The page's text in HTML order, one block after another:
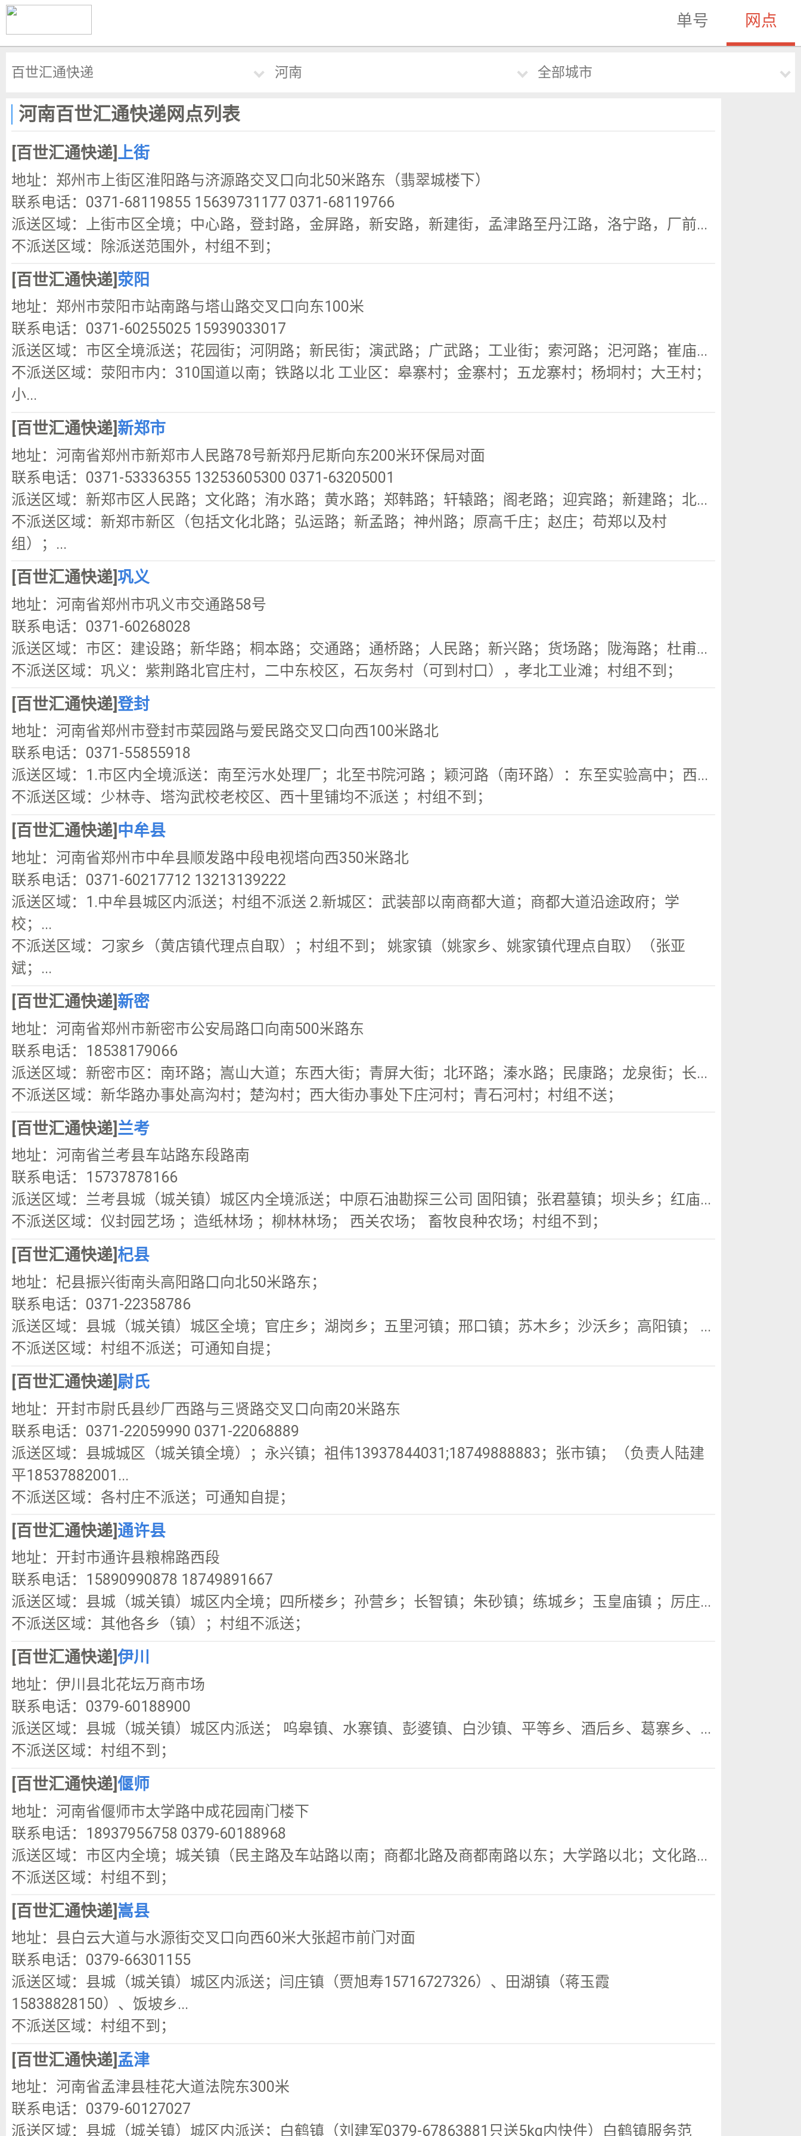
单号 网点
百世汇通快递 河南 全部城市
河南百世汇通快递网点列表
[百世汇通快递]上街
地址：郑州市上街区淮阳路与济源路交叉口向北50米路东（翡翠城楼下）
联系电话：0371-68119855 15639731177 0371-68119766
派送区域：上街市区全境；中心路，登封路，金屏路，新安路，新建街，孟津路至丹江路，洛宁路，厂前...
不派送区域：除派送范围外，村组不到；
[百世汇通快递]荥阳
地址：郑州市荥阳市站南路与塔山路交叉口向东100米
联系电话：0371-60255025 15939033017
派送区域：市区全境派送；花园街；河阴路；新民街；演武路；广武路；工业街；索河路；汜河路；崔庙...
不派送区域：荥阳市内：310国道以南；铁路以北 工业区：皋寨村；金寨村；五龙寨村；杨垌村；大王村；
小...
[百世汇通快递]新郑市
地址：河南省郑州市新郑市人民路78号新郑丹尼斯向东200米环保局对面
联系电话：0371-53336355 13253605300 0371-63205001
派送区域：新郑市区人民路；文化路；洧水路；黄水路；郑韩路；轩辕路；阁老路；迎宾路；新建路；北...
不派送区域：新郑市新区（包括文化北路；弘运路；新孟路；神州路；原高千庄；赵庄；苟郑以及村
组）；...
[百世汇通快递]巩义
地址：河南省郑州市巩义市交通路58号
联系电话：0371-60268028
派送区域：市区：建设路；新华路；桐本路；交通路；通桥路；人民路；新兴路；货场路；陇海路；杜甫...
不派送区域：巩义：紫荆路北官庄村，二中东校区，石灰务村（可到村口），孝北工业滩；村组不到；
[百世汇通快递]登封
地址：河南省郑州市登封市菜园路与爱民路交叉口向西100米路北
联系电话：0371-55855918
派送区域：1.市区内全境派送：南至污水处理厂；北至书院河路 ；颖河路（南环路）：东至实验高中；西...
不派送区域：少林寺、塔沟武校老校区、西十里铺均不派送 ；村组不到；
[百世汇通快递] 中牟县
地址：河南省郑州市中牟县顺发路中段电视塔向西350米路北
联系电话：0371-60217712 13213139222
派送区域：1.中牟县城区内派送；村组不派送 2.新城区：武装部以南商都大道；商都大道沿途政府；学
校；...
不派送区域：刁家乡（黄店镇代理点自取）；村组不到； 姚家镇（姚家乡、姚家镇代理点自取）（张亚
斌；...
[百世汇通快递]新密
地址：河南省郑州市新密市公安局路口向南500米路东
联系电话：18538179066
派送区域：新密市区：南环路；嵩山大道；东西大街；青屏大街；北环路；溱水路；民康路；龙泉街；长...
不派送区域：新华路办事处高沟村；楚沟村；西大街办事处下庄河村；青石河村；村组不送；
[百世汇通快递]兰考
地址：河南省兰考县车站路东段路南
联系电话：15737878166
派送区域：兰考县城（城关镇）城区内全境派送；中原石油勘探三公司 固阳镇；张君墓镇；坝头乡；红庙...
不派送区域：仪封园艺场 ；造纸林场 ；柳林林场； 西关农场； 畜牧良种农场；村组不到；
[百世汇通快递]杞县
地址：杞县振兴街南头高阳路口向北50米路东；
联系电话：0371-22358786
派送区域：县城（城关镇）城区全境；官庄乡；湖岗乡；五里河镇；邢口镇；苏木乡；沙沃乡；高阳镇； ...
不派送区域：村组不派送；可通知自提；
[百世汇通快递]尉氏
地址：开封市尉氏县纱厂西路与三贤路交叉口向南20米路东
联系电话：0371-22059990 0371-22068889
派送区域：县城城区（城关镇全境）；永兴镇；祖伟13937844031;18749888883；张市镇；（负责人陆建
平18537882001...
不派送区域：各村庄不派送；可通知自提；
[百世汇通快递]通许县
地址：开封市通许县粮棉路西段
联系电话：15890990878 18749891667
派送区域：县城（城关镇）城区内全境；四所楼乡；孙营乡；长智镇；朱砂镇；练城乡；玉皇庙镇 ；厉庄...
不派送区域：其他各乡（镇）；村组不派送；
[百世汇通快递]伊川
地址：伊川县北花坛万商市场
联系电话：0379-60188900
派送区域：县城（城关镇）城区内派送； 呜皋镇、水寨镇、彭婆镇、白沙镇、平等乡、酒后乡、葛寨乡、...
不派送区域：村组不到；
[百世汇通快递]偃师
地址：河南省偃师市太学路中成花园南门楼下
联系电话：18937956758 0379-60188968
派送区域：市区内全境；城关镇（民主路及车站路以南；商都北路及商都南路以东；大学路以北；文化路...
不派送区域：村组不到；
[百世汇通快递]嵩县
地址：县白云大道与水源街交叉口向西60米大张超市前门对面
联系电话：0379-66301155
派送区域：县城（城关镇）城区内派送；闫庄镇（贾旭寿15716727326）、田湖镇（蒋玉霞
15838828150）、饭坡乡...
不派送区域：村组不到；
[百世汇通快递]孟津
地址：河南省孟津县桂花大道法院东300米
联系电话：0379-60127027
派送区域：县城（城关镇）城区内派送；白鹤镇（刘建军0379-67863881只送5kg内快件）白鹤镇服务范